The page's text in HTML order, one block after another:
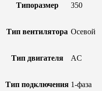
Типоразмер 350
Тип вентилятора Осевой
Тип двигателя AC
Тип подключения 1-фаза